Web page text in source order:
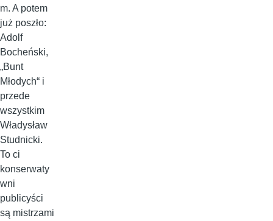
m. A potem
już poszło:
Adolf
Bocheński,
„Bunt
Młodych“ i
przede
wszystkim
Władysław
Studnicki.
To ci
konserwaty
wni
publicyści
są mistrzami